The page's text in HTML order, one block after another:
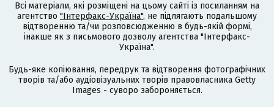
Всі матеріали, які розміщені на цьому сайті із посиланням на
агентство "Інтерфакс-Україна", не підлягають подальшому
відтворенню та/чи розповсюдженню в будь-якій формі,
інакше як з письмового дозволу агентства "Інтерфакс-
Україна".
Будь-яке копіювання, передрук та відтворення фотографічних
творів та/або аудіовізуальних творів правовласника Getty
Images - суворо забороняється.